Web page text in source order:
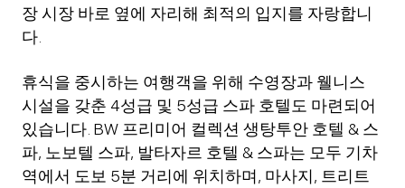
장 시장 바로 옆에 자리해 최적의 입지를 자랑합니
다.
휴식을 중시하는 여행객을 위해 수영장과 웰니스
시설을 갖춘 4성급 및 5성급 스파 호텔도 마련되어
있습니다. BW 프리미어 컬렉션 생탕투안 호텔 & 스
파, 노보텔 스파, 발타자르 호텔 & 스파는 모두 기차
역에서 도보 5분 거리에 위치하며, 마사지, 트리트